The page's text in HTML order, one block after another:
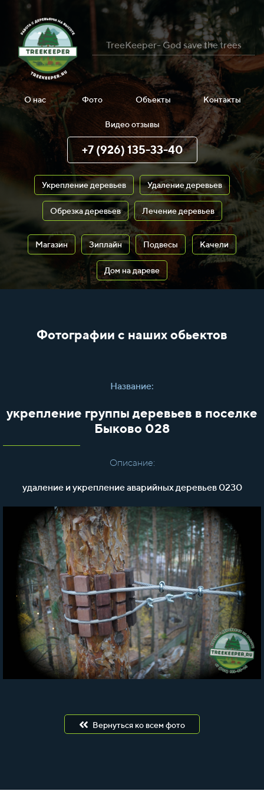
TreeKeeper- God save the trees
О нас Фото Объекты Контакты
Видео отзывы
+7 (926) 135-33-40
Укрепление деревьев Удаление деревьев
Обрезка деревьев Лечение деревьев
Магазин Зиплайн Подвесы Качели
Дом на дареве
Фотографии с наших обьектов
Название:
укрепление группы деревьев в поселке
Быково 028
Описание:
удаление и укрепление аварийных деревьев 0230
Вернуться ко всем фото